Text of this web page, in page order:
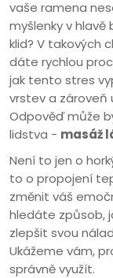
vaše ramena
myšlenky v
klid? V takových
dáte rychlou
jak tento stres
vrstev a zároveň
Odpověď může
lidstva - masáž
Není to jen o
to o propojení
změnit váš
hledáte způsob,
zlepšit svou
Ukážeme vám,
správně využít.